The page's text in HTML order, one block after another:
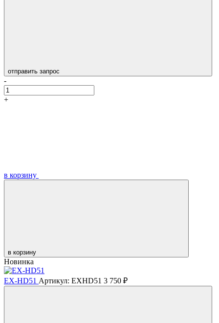
отправить запрос
-
+
в корзину
в корзину
Новинка
EX-HD51 Артикул: EXHD51 3 750 ₽